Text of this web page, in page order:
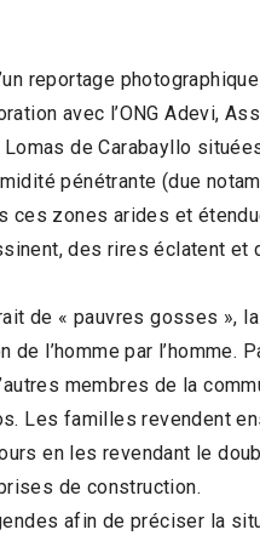
reportage
avec l’ONG Adevi,
de Carabayllo
pénétrante (due
zones arides et
des rires éclatent
de « pauvres gosses »,
l’homme par
membres de la
Les familles revendent
en les revendant le
de construction.
afin de préciser la